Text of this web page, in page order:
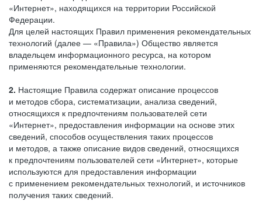
«Интернет», находящихся на территории Российской
Федерации.
Для целей настоящих Правил применения рекомендательных
технологий (далее — «Правила») Общество является
владельцем информационного ресурса, на котором
применяются рекомендательные технологии.
2. Настоящие Правила содержат описание процессов
и методов сбора, систематизации, анализа сведений,
относящихся к предпочтениям пользователей сети
«Интернет», предоставления информации на основе этих
сведений, способов осуществления таких процессов
и методов, а также описание видов сведений, относящихся
к предпочтениям пользователей сети «Интернет», которые
используются для предоставления информации
с применением рекомендательных технологий, и источников
получения таких сведений.